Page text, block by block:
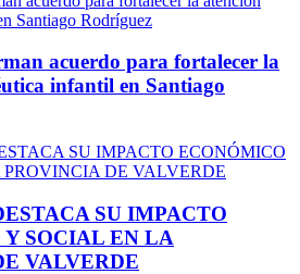
acuerdo para fortalecer la
infantil en Santiago
SU IMPACTO
SOCIAL EN LA
VALVERDE